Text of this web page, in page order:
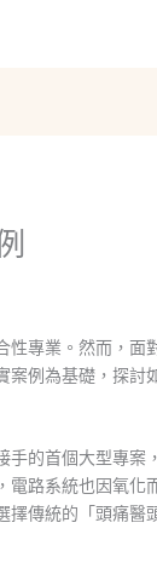
專業。然而，
例為基礎，探討
的首個大型專
路系統也因氧
傳統的「頭痛